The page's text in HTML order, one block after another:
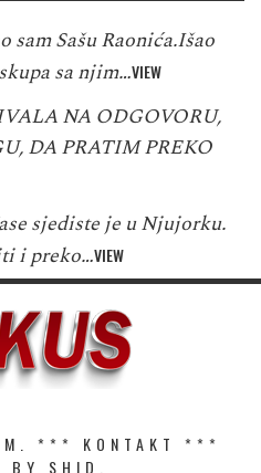
sam Sašu Raonića.Išao
sa njim…VIEW
NA ODGOVORU,
DA PRATIM PREKO
sjediste je u Njujorku.
i preko…VIEW
*** KONTAKT
***
BY SHID.